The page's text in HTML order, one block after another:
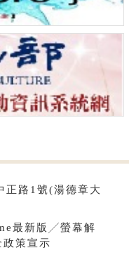
正路1號(湯德章大
最新版╱螢幕解
政策宣示